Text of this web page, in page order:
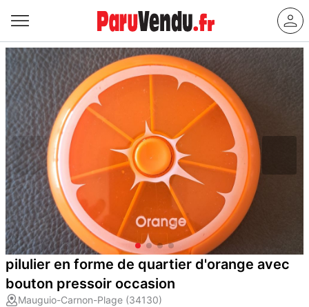
pilulier en forme de quartier d'orange avec
bouton pressoir occasion
Mauguio-Carnon-Plage (34130)